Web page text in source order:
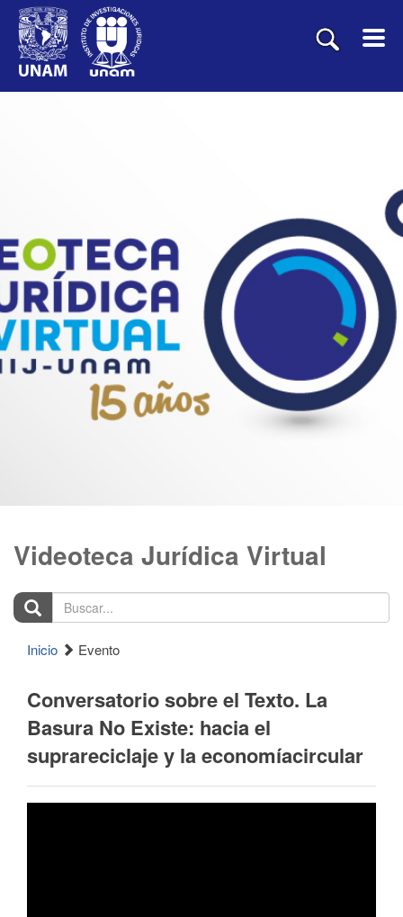
Videoteca Jurídica Virtual
Buscar...
Inicio Evento
Conversatorio sobre el Texto. La
Basura No Existe: hacia el
suprareciclaje y la economíacircular